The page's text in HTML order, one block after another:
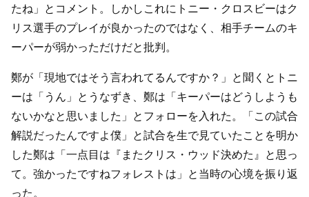
たね」とコメント。しかしこれにトニー・クロスビーはク
リス選手のプレイが良かったのではなく、相手チームのキ
ーパーが弱かっただけだと批判。
鄭が「現地ではそう言われてるんですか？」と聞くとトニ
ーは「うん」とうなずき、鄭は「キーパーはどうしようも
ないかなと思いました」とフォローを入れた。「この試合
解説だったんですよ僕」と試合を生で見ていたことを明か
した鄭は「一点目は『またクリス・ウッド決めた』と思っ
て。強かったですねフォレストは」と当時の心境を振り返
った。